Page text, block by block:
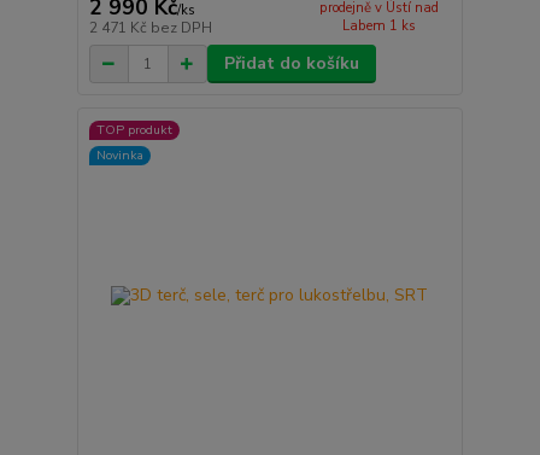
2 990 Kč/ks
2 471 Kč bez DPH
prodejně v Ústí nad
Labem 1 ks
Přidat do košíku
TOP produkt
Novinka